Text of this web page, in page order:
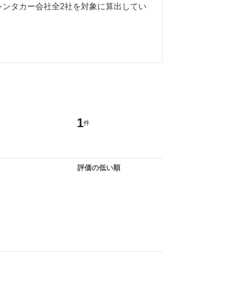
タカー会社全2社を対象に算出してい
1件
評価の低い順